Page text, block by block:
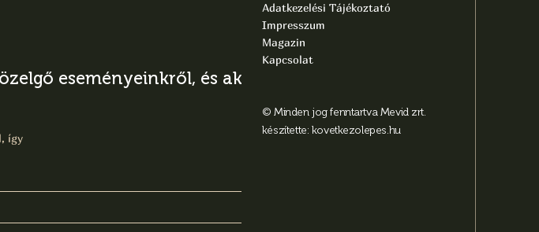
eseményeinkről, és aktuális
így
Adatkezelési Tájékoztató
Impresszum
Magazin
Kapcsolat
© Minden jog fenntartva Mevid zrt.
készítette: kovetkezolepes.hu